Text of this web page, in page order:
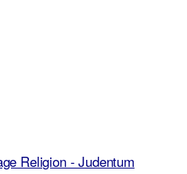
Religion - Judentum